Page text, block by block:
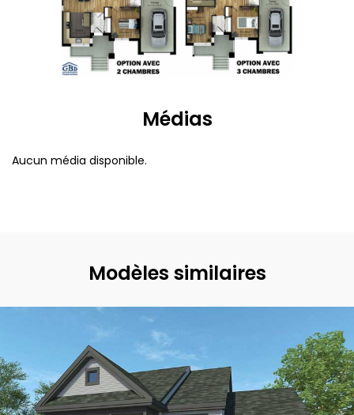
Médias
Aucun média disponible.
Modèles similaires